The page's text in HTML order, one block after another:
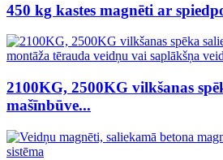
450 kg kastes magnēti ar
2100KG, 2500KG vilkšanas
mašīnbūve...